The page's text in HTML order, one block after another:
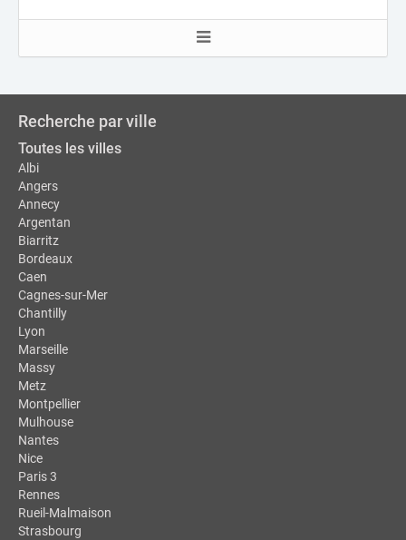
Recherche par ville
Toutes les villes
Albi
Angers
Annecy
Argentan
Biarritz
Bordeaux
Caen
Cagnes-sur-Mer
Chantilly
Lyon
Marseille
Massy
Metz
Montpellier
Mulhouse
Nantes
Nice
Paris 3
Rennes
Rueil-Malmaison
Strasbourg